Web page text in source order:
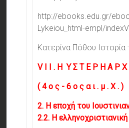
http://ebooks.edu.gr/
Lykeiou_html-empl/
Κατερίνα Πόθου
V I I . Η Υ Σ Τ Ε Ρ Η Α Ρ Χ
( 4 ο ς - 6 ο ς α ι . μ . Χ . )
2. Η εποχή του
2.2. Η